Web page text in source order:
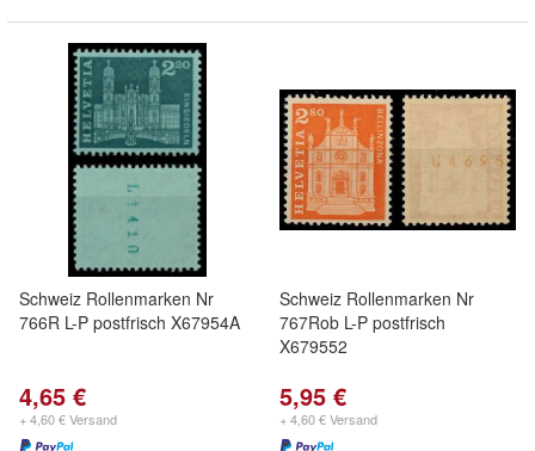
Schweiz Rollenmarken Nr
766R L-P postfrisch X67954A
4,65 €
+ 4,60 € Versand
Schweiz Rollenmarken Nr
767Rob L-P postfrisch
X679552
5,95 €
+ 4,60 € Versand